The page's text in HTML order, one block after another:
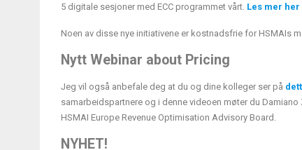
5 digitale sesjoner med ECC programmet vårt. Les mer her
Noen av disse nye initiativene er kostnadsfrie for HSMAIs
Nytt Webinar about Pricing
Jeg vil også anbefale deg at du og dine kolleger ser på
samarbeidspartnere og i denne videoen møter du Damiano
HSMAI Europe Revenue Optimisation Advisory Board.
NYHET!